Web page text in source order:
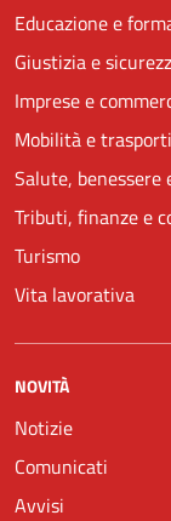
Educazione e
Giustizia e
Imprese e
Mobilità e trasporti
Salute, benessere
Tributi, finanze e
Turismo
Vita lavorativa
NOVITÀ
Notizie
Comunicati
Avvisi